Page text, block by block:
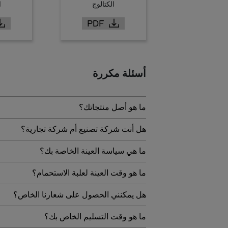
الكتالوج
أسئلة مكررة
ما هو أصل منتجاتك؟
هل أنت شركة تصنيع أم شركة تجارية؟
ما هي سياسة العينة الخاصة بك؟
ما هو وقت العينة لعلبة الاستحمام؟
هل يمكنني الحصول على شعارنا الخاص؟
ما هو وقت التسليم الخاص بك؟